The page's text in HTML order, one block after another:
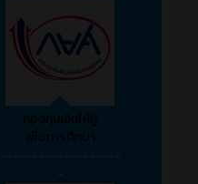
กองทุนเงินให้กู้
เพื่อการศึกษา
-------------------
-